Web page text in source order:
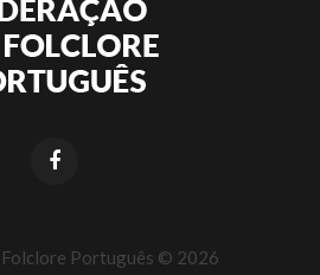
Folclore Português © 2026